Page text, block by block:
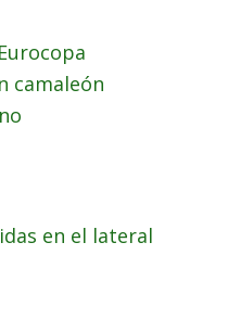
camaleón
en el lateral